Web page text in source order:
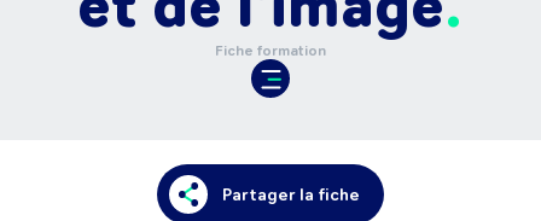
Fiche formation
Partager la fiche